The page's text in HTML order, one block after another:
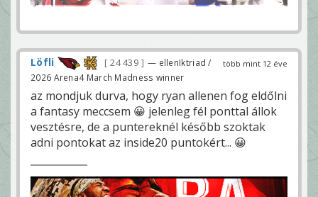
több mint 12 éve
Löfli 24 439
— ellenIktriad /
2026 Arena4 March Madness winner
az mondjuk durva, hogy ryan allenen fog eldőlni
a fantasy meccsem 😀 jelenleg fél ponttal állok
vesztésre, de a puntereknél később szoktak
adni pontokat az inside20 puntokért... 😀